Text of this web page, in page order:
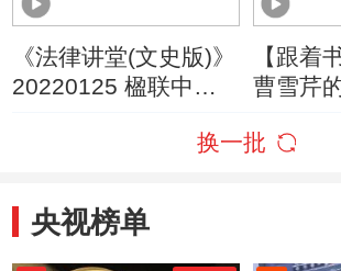
《法律讲堂(文史版)》
20220125 楹联中的
【跟着
曹雪芹
换一批
央视榜单